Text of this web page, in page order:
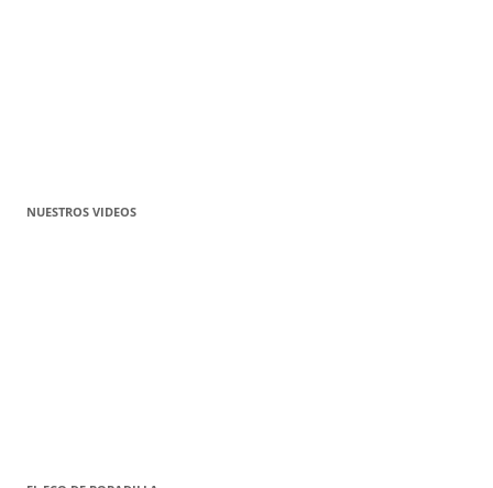
NUESTROS VIDEOS